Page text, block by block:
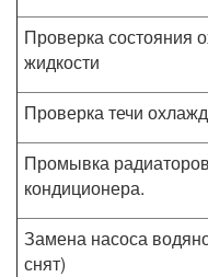
Проверка состояния
жидкости
Проверка течи
Промывка
кондиционера.
Замена насоса
снят)